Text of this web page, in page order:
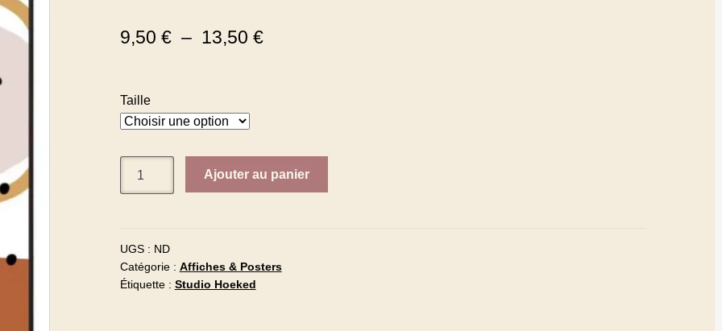
9,50 € – 13,50 €
Taille
Ajouter au panier
UGS : ND
Catégorie : Affiches & Posters
Étiquette : Studio Hoeked